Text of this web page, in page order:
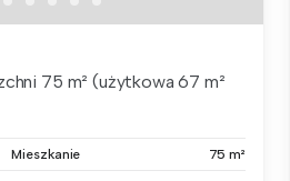
75 m² (użytkowa 67 m²
Mieszkanie 75 m²